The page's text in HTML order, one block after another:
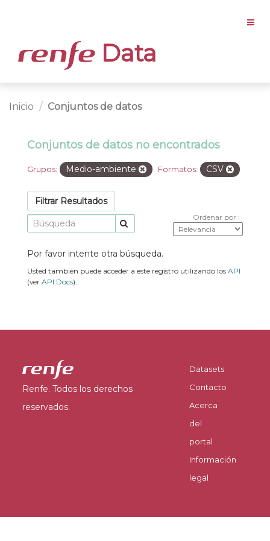
Data
Inicio Conjuntos de datos
Conjuntos de datos no encontrados
Grupos: Medio-ambiente Formatos: CSV
Filtrar Resultados
Ordenar por
Por favor intente otra búsqueda.
Usted también puede acceder a este registro utilizando los API
(ver API Docs).
Renfe. Todos los derechos
reservados.
Datasets
Contacto
Acerca
del
portal
Información
legal